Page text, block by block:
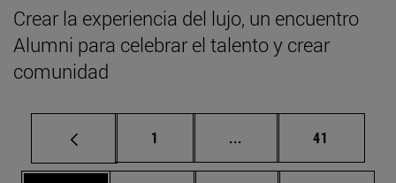
Crear la experiencia del lujo, un encuentro
Alumni para celebrar el talento y crear
comunidad
Página
1 ... Páginas intermedias
Página
41